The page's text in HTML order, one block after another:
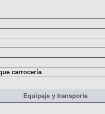
carrocería
Equipaje y transporte